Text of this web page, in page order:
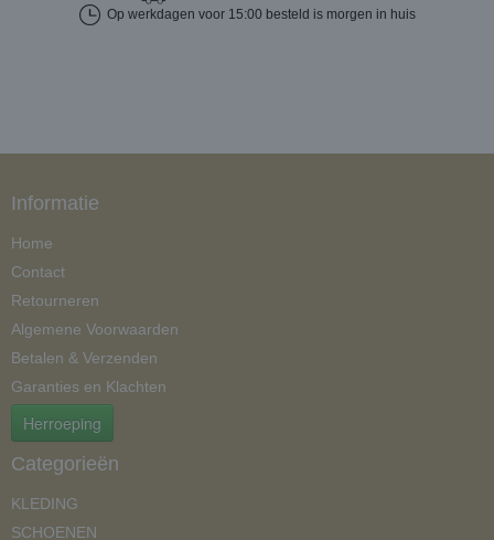
Op werkdagen voor 15:00 besteld is morgen in huis
Informatie
Home
Contact
Retourneren
Algemene Voorwaarden
Betalen & Verzenden
Garanties en Klachten
Herroeping
Categorieën
KLEDING
SCHOENEN